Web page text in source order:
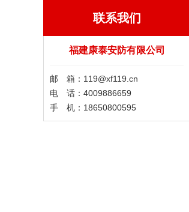
联系我们
福建康泰安防有限公司
邮 箱：119@xf119.cn
电 话：4009886659
手 机：18650800595